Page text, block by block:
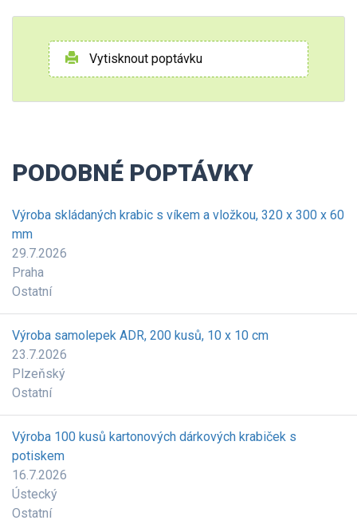
Vytisknout poptávku
PODOBNÉ POPTÁVKY
Výroba skládaných krabic s víkem a vložkou, 320 x 300 x 60
mm
29.7.2026
Praha
Ostatní
Výroba samolepek ADR, 200 kusů, 10 x 10 cm
23.7.2026
Plzeňský
Ostatní
Výroba 100 kusů kartonových dárkových krabiček s
potiskem
16.7.2026
Ústecký
Ostatní